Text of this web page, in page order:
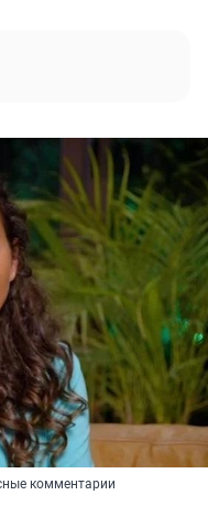
комментарии